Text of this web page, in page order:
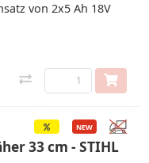
von 2x5 Ah 18V
33 cm - STIHL